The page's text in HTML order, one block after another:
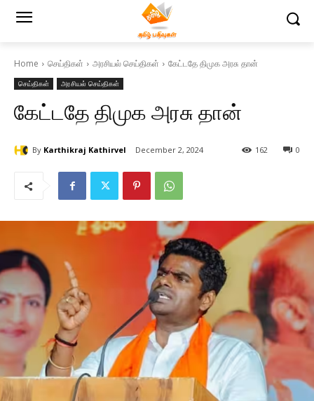
Home செய்திகள் அரசியல் செய்திகள் கேட்டதே திமுக அரசு தான்
செய்திகள் அரசியல் செய்திகள்
கேட்டதே திமுக அரசு தான்
By Karthikraj Kathirvel December 2, 2024 0
162